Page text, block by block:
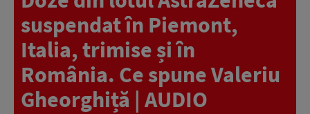
suspendat în Piemont,
Italia, trimise și în
România. Ce spune Valeriu
Gheorghiță | AUDIO